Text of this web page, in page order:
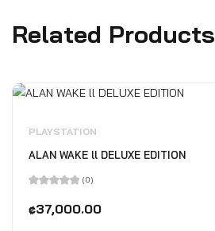
Related Products
PLAYSTATION
ALAN WAKE ll DELUXE EDITION
en
0
(0)
₡37,000.00